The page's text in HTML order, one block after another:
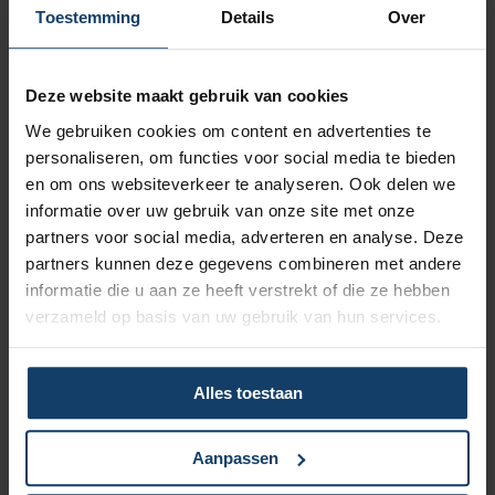
Toestemming Details Over
Deze website maakt gebruik van cookies
We gebruiken cookies om content en advertenties te
personaliseren, om functies voor social media te bieden
en om ons websiteverkeer te analyseren. Ook delen we
informatie over uw gebruik van onze site met onze
partners voor social media, adverteren en analyse. Deze
partners kunnen deze gegevens combineren met andere
informatie die u aan ze heeft verstrekt of die ze hebben
verzameld op basis van uw gebruik van hun services.
Alles toestaan
Aanpassen
Vergoeding tot €250 per kalenderjaar bij pakket Top
Korting op vrijwillig eigen risico
Wil je een lagere zorgpremie? Dan kun je het verplicht eigen
risico van € 385 verhogen met een vrijwillig eigen risico van
maximaal € 500. Hoe hoger het vrijwillig eigen risico, hoe
Meer over het eigen risico